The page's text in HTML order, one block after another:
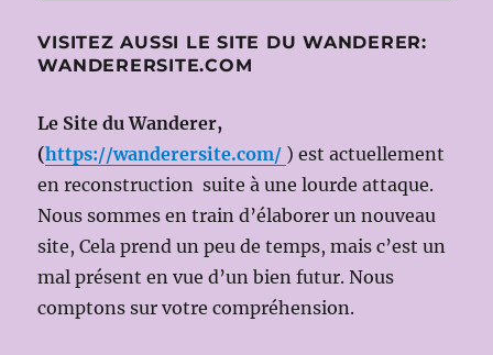
VISITEZ AUSSI LE SITE DU WANDERER:
WANDERERSITE.COM
Le Site du Wanderer,
(https://wanderersite.com/ ) est actuellement
en reconstruction suite à une lourde attaque.
Nous sommes en train d’élaborer un nouveau
site, Cela prend un peu de temps, mais c’est un
mal présent en vue d’un bien futur. Nous
comptons sur votre compréhension.